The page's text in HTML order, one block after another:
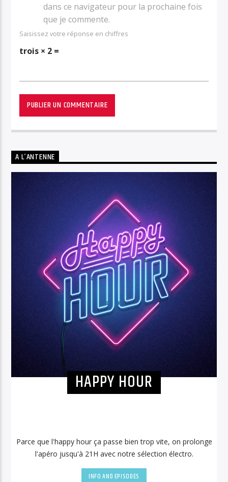
dans ce navigateur pour la prochaine fois
que je commente.
Saisissez votre réponse en chiffres
trois × 2 =
A L’ANTENNE
HAPPY HOUR
Parce que l'happy hour ça passe bien trop vite, on prolonge
l'apéro jusqu'à 21H avec notre sélection électro.
INFO AND EPISODES